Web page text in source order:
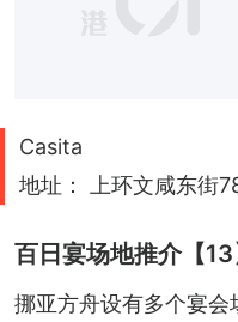
Casita
地址： 上环文咸东街
百日宴场地推介【
挪亚方舟设有多个宴